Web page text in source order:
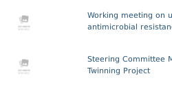
Working meeting on
antimicrobial
Steering Committee
Twinning Project